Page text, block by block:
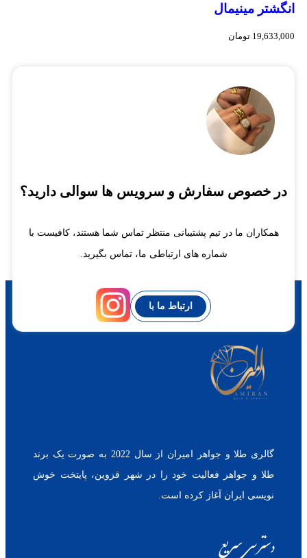
انگشتر مینیمال
19,633,000 تومان
در خصوص سفارش و سرویس ها سوالی دارید؟
همکاران ما در تیم پشتیبانی منتظر تماس شما هستند، کافیست با
شماره های ارتباطی ما، تماس بگیرید.
ارتباط ما با
گالری طلا و جواهر امیران از سال 2022 به صورت یک برند
طلا و جواهر فعالیت خود را در شهر قزوین، پایتخت خوش
نویسی ایران آغاز کرده است.